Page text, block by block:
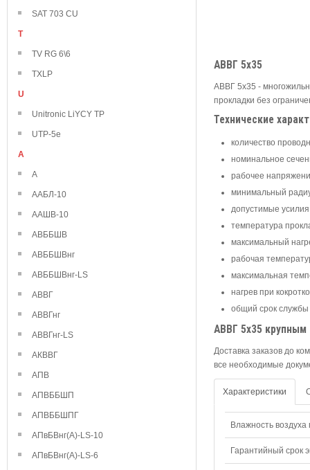
SAT 703 CU
T
TV RG 6\6
TXLP
U
Unitronic LiYCY TP
UTP-5e
А
А
ААБЛ-10
ААШВ-10
АВББШВ
АВББШВнг
АВББШВнг-LS
АВВГ
АВВГнг
АВВГнг-LS
АКВВГ
АПВ
АПВББШП
АПВББШПГ
АПвБВнг(А)-LS-10
АПвБВнг(А)-LS-6
АВВГ 5х35
АВВГ 5х35 -
прокладки без
Технические
количество
номинальное
рабочее
минимальный
допустимые
температура
максимальный
рабочая
максимальная
нагрев при
общий срок службы
АВВГ 5х35 крупным
Доставка заказов до
все необходимые
Характеристики
Влажность воздуха
Гарантийный срок